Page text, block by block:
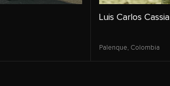
Luis Carlos
Palenque, Colombia